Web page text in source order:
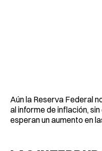
Aún la Reserva Federal
al informe de inflación,
esperan un aumento en